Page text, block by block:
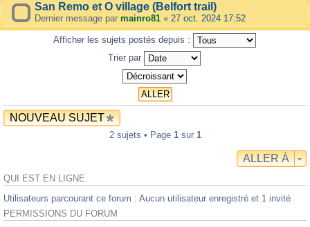
San Remo et O village (Belfort trail)
Dernier message par mainro81 « 27 oct. 2024 17:52
Afficher les sujets postés depuis :
Trier par
NOUVEAU SUJET
2 sujets • Page 1sur 1
ALLER À
QUI EST EN LIGNE
Utilisateurs parcourant ce forum : Aucun utilisateur enregistré et 1 invité
PERMISSIONS DU FORUM